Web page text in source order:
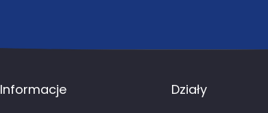
Informacje Działy